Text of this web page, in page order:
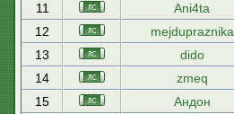
11
Ani4ta
12
mejdupraznika
13
dido
14
zmeq
15
Андон